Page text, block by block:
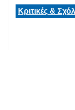
Κριτικές &